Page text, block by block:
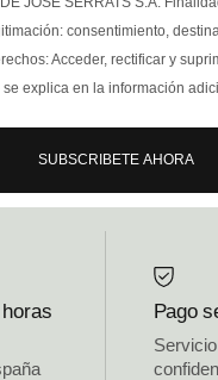
consentimiento,
Acceder, rectificar y
explica en la información
SUBSCRIBETE AHORA
Pago